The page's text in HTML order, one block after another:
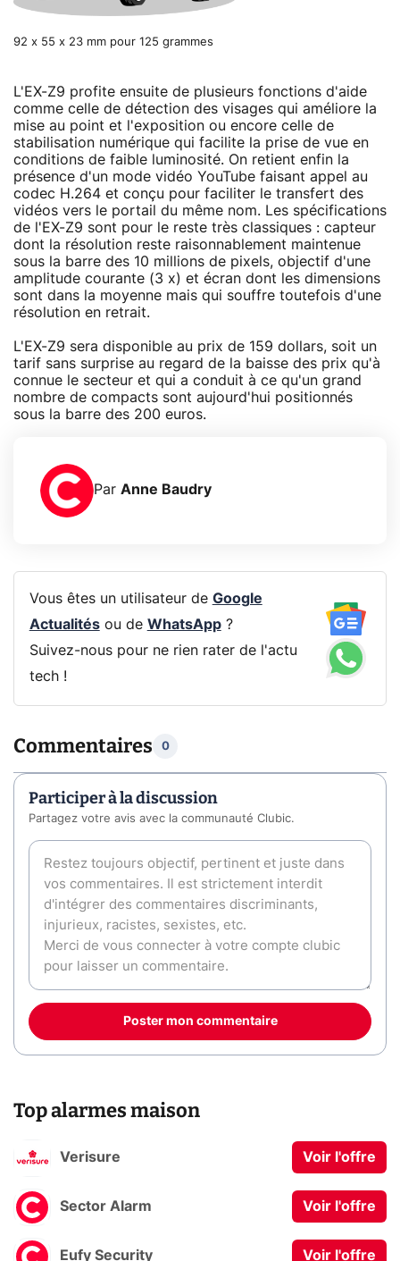
92 x 55 x 23 mm pour 125 grammes
L'EX-Z9 profite ensuite de plusieurs fonctions d'aide
comme celle de détection des visages qui améliore la
mise au point et l'exposition ou encore celle de
stabilisation numérique qui facilite la prise de vue en
conditions de faible luminosité. On retient enfin la
présence d'un mode vidéo YouTube faisant appel au
codec H.264 et conçu pour faciliter le transfert des
vidéos vers le portail du même nom. Les spécifications
de l'EX-Z9 sont pour le reste très classiques : capteur
dont la résolution reste raisonnablement maintenue
sous la barre des 10 millions de pixels, objectif d'une
amplitude courante (3 x) et écran dont les dimensions
sont dans la moyenne mais qui souffre toutefois d'une
résolution en retrait.
L'EX-Z9 sera disponible au prix de 159 dollars, soit un
tarif sans surprise au regard de la baisse des prix qu'à
connue le secteur et qui a conduit à ce qu'un grand
nombre de compacts sont aujourd'hui positionnés
sous la barre des 200 euros.
Par Anne Baudry
Vous êtes un utilisateur de Google
Actualitésou de WhatsApp?
Suivez-nous pour ne rien rater de l'actu
tech !
Commentaires 0
Participer à la discussion
Partagez votre avis avec la communauté Clubic.
Poster mon commentaire
Top alarmes maison
Verisure Voir l'offre
Sector Alarm Voir l'offre
Eufy Security Voir l'offre